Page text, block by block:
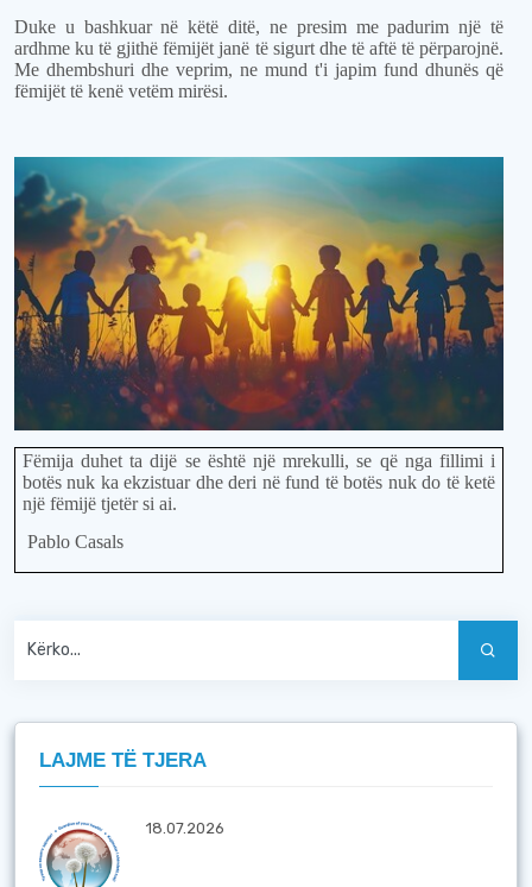
Duke u bashkuar në këtë ditë, ne presim me padurim një të
ardhme ku të gjithë fëmijët janë të sigurt dhe të aftë të përparojnë.
Me dhembshuri dhe veprim, ne mund t'i japim fund dhunës që
fëmijët të kenë vetëm mirësi.
Fëmija duhet ta dijë se është një mrekulli, se që nga fillimi i
botës nuk ka ekzistuar dhe deri në fund të botës nuk do të ketë
një fëmijë tjetër si ai.
Pablo Casals
LAJME TË TJERA
18.07.2026